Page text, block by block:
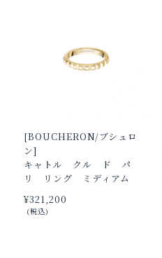
[BOUCHERON/ブシュロ
ン]
キャトル クル ド パ
リ リング ミディアム
¥‌321,200
(税込)